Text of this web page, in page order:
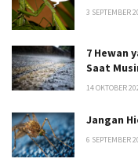
3 SEPTEMBER
7 Hewan
Saat
14 OKTOBER
Jangan
6 SEPTEMBER